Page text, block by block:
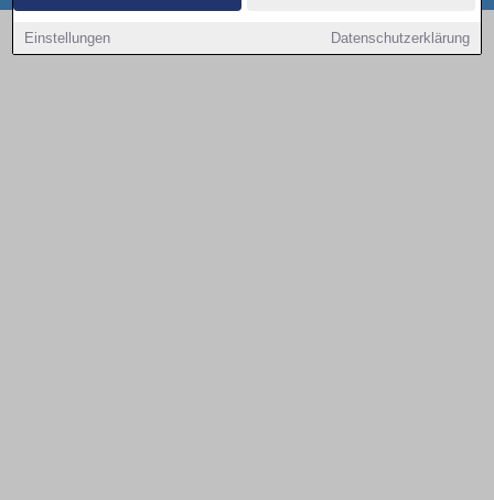
Einstellungen Datenschutzerklärung
Copyright © 2000 - 2026 | 1A Infosysteme GmbH | Content by: 1a-sites-autos